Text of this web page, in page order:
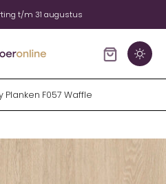
t/m 31 augustus
Planken F057 Waffle